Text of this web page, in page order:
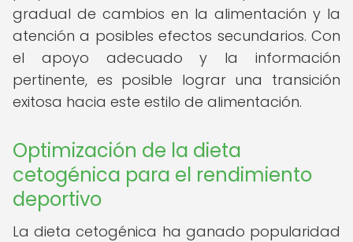
gradual de cambios en la alimentación y la
atención a posibles efectos secundarios. Con
el apoyo adecuado y la información
pertinente, es posible lograr una transición
exitosa hacia este estilo de alimentación.
Optimización de la dieta
cetogénica para el rendimiento
deportivo
La dieta cetogénica ha ganado popularidad